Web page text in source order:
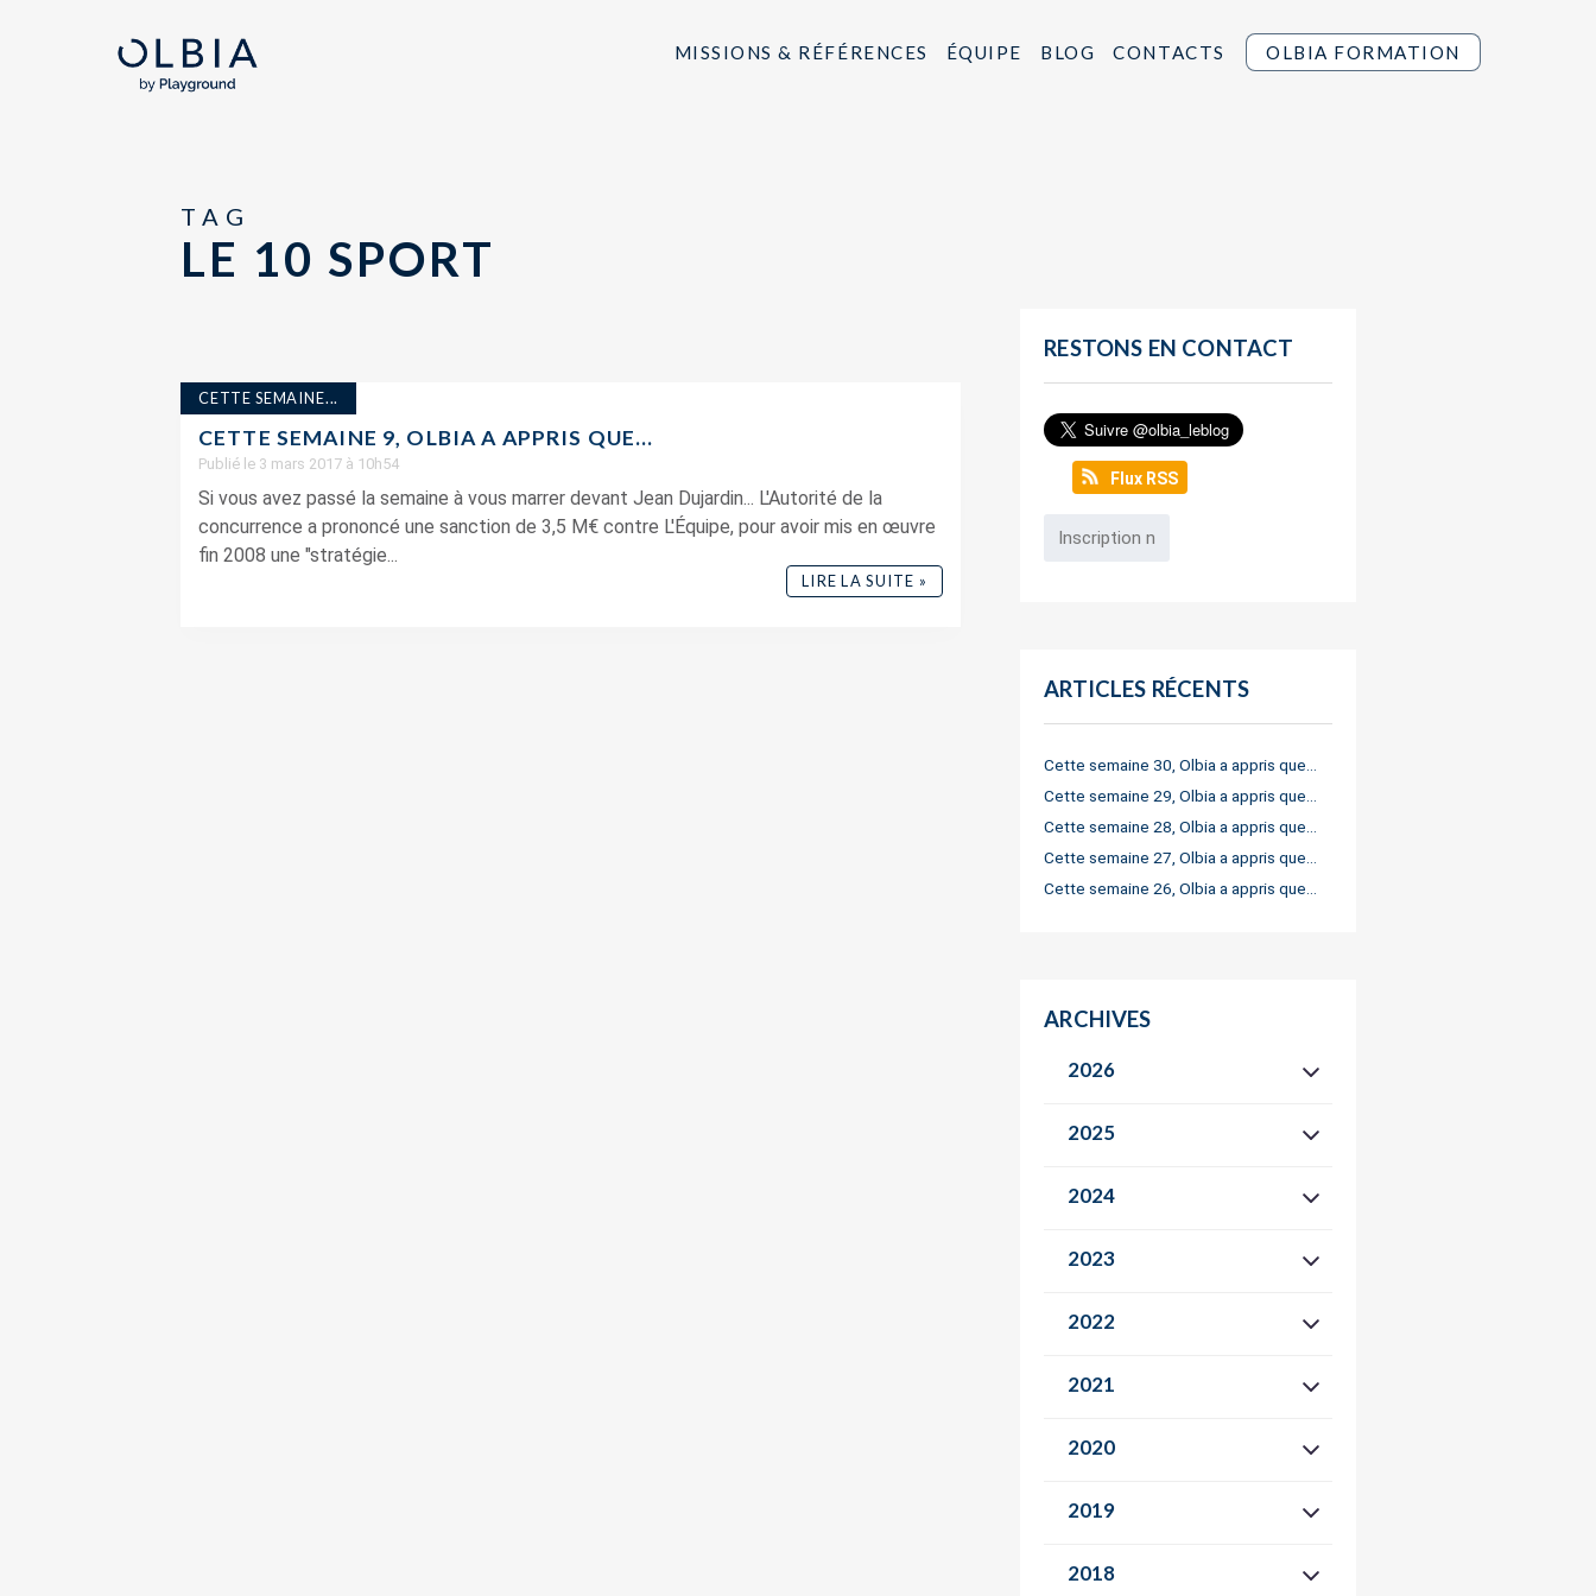
MISSIONS & RÉFÉRENCES ÉQUIPE BLOG CONTACTS OLBIA FORMATION
TAG
LE 10 SPORT
CETTE SEMAINE...
CETTE SEMAINE 9, OLBIA A APPRIS QUE…
Publié le 3 mars 2017 à 10h54
Si vous avez passé la semaine à vous marrer devant Jean Dujardin... L'Autorité de la
concurrence a prononcé une sanction de 3,5 M€ contre L'Équipe, pour avoir mis en œuvre
fin 2008 une "stratégie...
LIRE LA SUITE »
RESTONS EN CONTACT
Flux RSS
ARTICLES RÉCENTS
Cette semaine 30, Olbia a appris que…
Cette semaine 29, Olbia a appris que…
Cette semaine 28, Olbia a appris que…
Cette semaine 27, Olbia a appris que…
Cette semaine 26, Olbia a appris que…
ARCHIVES
2026
2025
2024
2023
2022
2021
2020
2019
2018